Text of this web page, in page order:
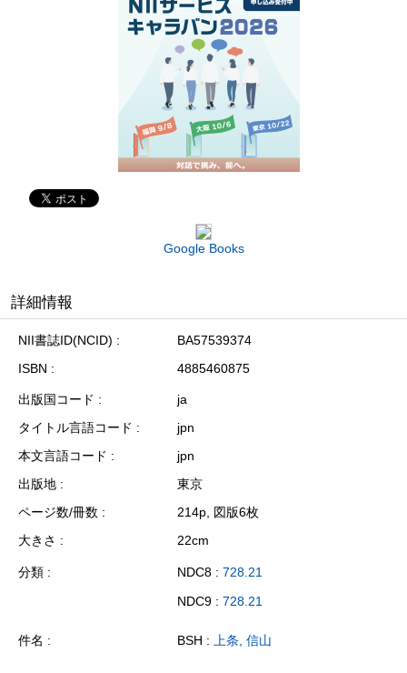
Google Books
詳細情報
NII書誌ID(NCID)
BA57539374
ISBN
4885460875
出版国コード
ja
タイトル言語コード
jpn
本文言語コード
jpn
出版地
東京
ページ数/冊数
214p, 図版6枚
大きさ
22cm
分類 NDC8 : 728.21
NDC9 : 728.21
件名 BSH : 上条, 信山